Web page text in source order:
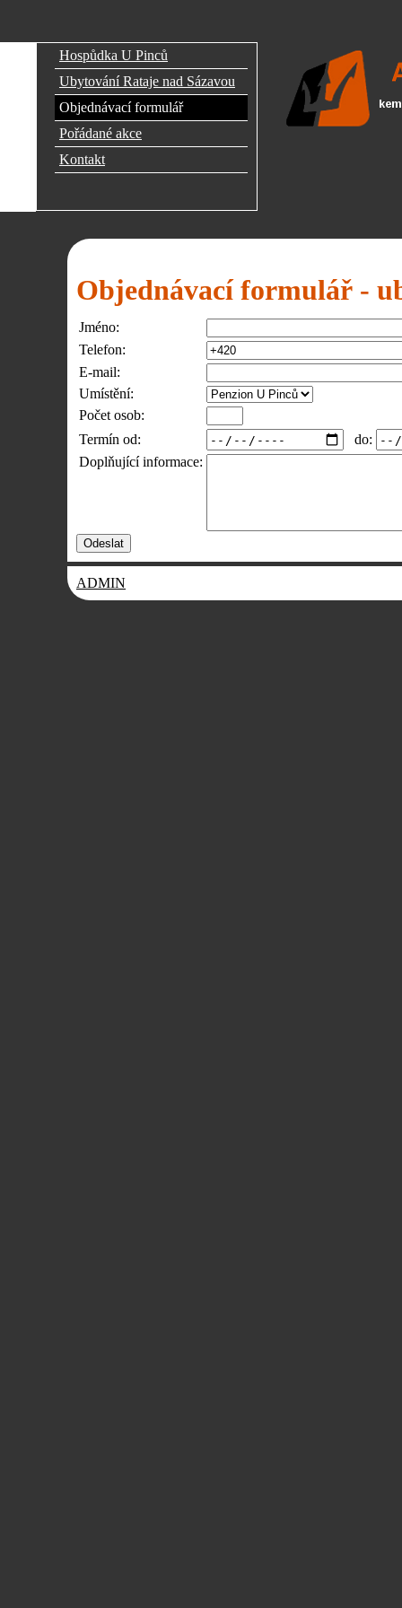
Hospůdka U Pinců
Ubytování Rataje nad Sázavou
Objednávací formulář
Pořádané akce
Kontakt
Objednávací formulář -
Jméno:
Telefon:
E-mail:
Umístění:
Počet osob:
Termín od:
do:
Doplňující informace:
ADMIN